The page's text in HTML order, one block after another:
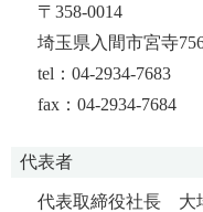
〒358-0014
埼玉県入間市宮寺
tel：04-2934-7683
fax：04-2934-7684
代表者
代表取締役社長